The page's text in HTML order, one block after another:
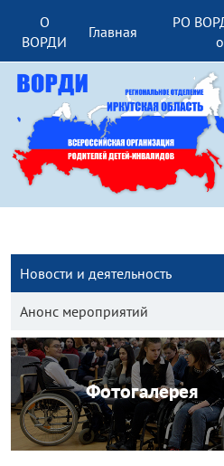
О
ВОРДИ
Главная
РО
Новости и деятельность
Анонс мероприятий
Фотогалерея